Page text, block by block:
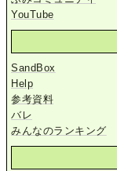
YouTube
SandBox
Help
参考資料
バレ
みんなのランキング